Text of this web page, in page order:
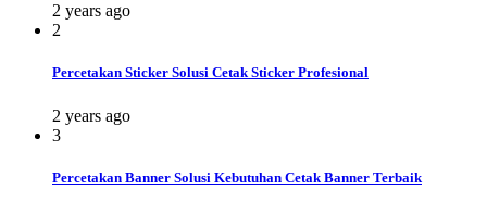
2 years ago
2
Percetakan Sticker Solusi Cetak Sticker Profesional
2 years ago
3
Percetakan Banner Solusi Kebutuhan Cetak Banner Terbaik